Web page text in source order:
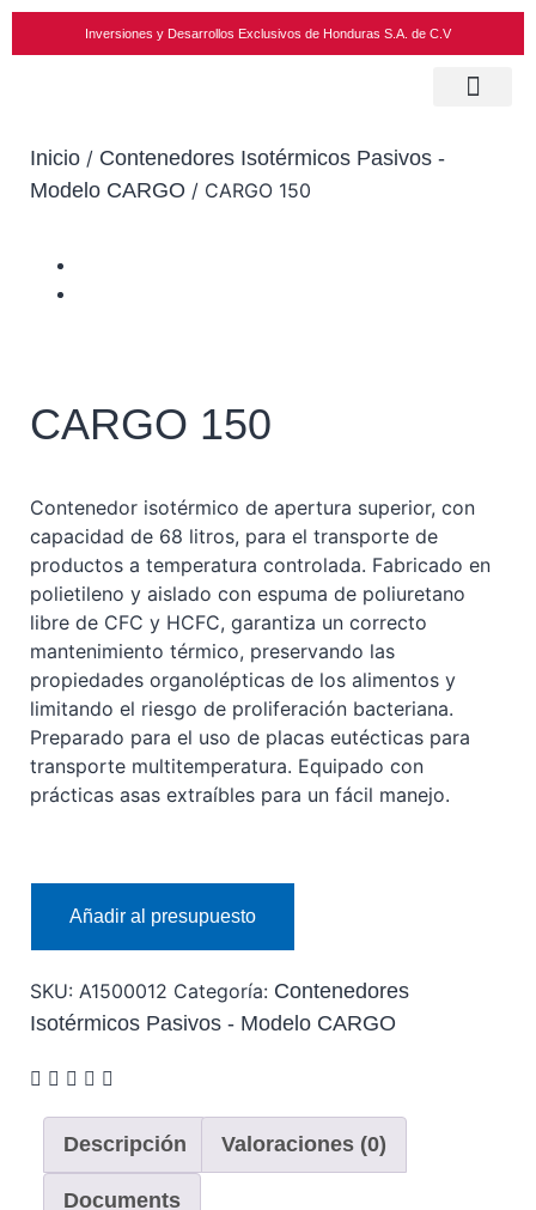
Inversiones y Desarrollos Exclusivos de Honduras S.A. de C.V
Inicio / Contenedores Isotérmicos Pasivos -
Modelo CARGO / CARGO 150
CARGO 150
Contenedor isotérmico de apertura superior, con
capacidad de 68 litros, para el transporte de
productos a temperatura controlada. Fabricado en
polietileno y aislado con espuma de poliuretano
libre de CFC y HCFC, garantiza un correcto
mantenimiento térmico, preservando las
propiedades organolépticas de los alimentos y
limitando el riesgo de proliferación bacteriana.
Preparado para el uso de placas eutécticas para
transporte multitemperatura. Equipado con
prácticas asas extraíbles para un fácil manejo.
Añadir al presupuesto
SKU: A1500012 Categoría: Contenedores
Isotérmicos Pasivos - Modelo CARGO
Descripción Valoraciones (0)
Documents